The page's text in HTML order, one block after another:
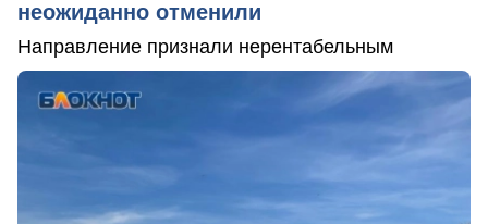
неожиданно отменили
Направление признали нерентабельным